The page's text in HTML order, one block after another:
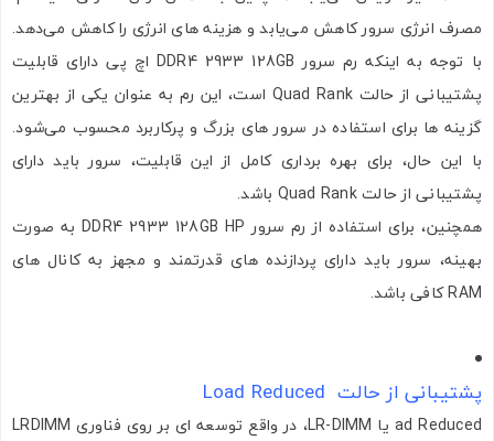
مصرف انرژی سرور کاهش می‌یابد و هزینه ‌های انرژی را کاهش می‌دهد.
با توجه به اینکه رم سرور DDR4 2933 128GB اچ پی دارای قابلیت
پشتیبانی از حالت Quad Rank است، این رم به عنوان یکی از بهترین
گزینه‌ ها برای استفاده در سرور های بزرگ و پرکاربرد محسوب می‌شود.
با این حال، برای بهره‌ برداری کامل از این قابلیت، سرور باید دارای
پشتیبانی از حالت Quad Rank باشد.
همچنین، برای استفاده از رم سرور DDR4 2933 128GB HP به صورت
بهینه، سرور باید دارای پردازنده‌ های قدرتمند و مجهز به کانال‌ های
RAM کافی باشد.
پشتیبانی از حالت Load Reduced
ad Reduced یا LR-DIMM، در واقع توسعه ‌ای بر روی فناوری LRDIMM
اشتراک گذاری در شبکه های اجتماعی
ارسال به ایمیل
تصاویر رسمی